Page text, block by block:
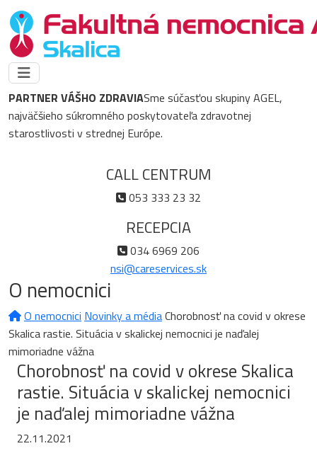
PARTNER VÁŠHO ZDRAVIASme súčasťou skupiny AGEL,
najväčšieho súkromného poskytovateľa zdravotnej
starostlivosti v strednej Európe.
CALL CENTRUM
053 333 23 32
RECEPCIA
034 6969 206
nsi@careservices.sk
O nemocnici
O nemocnici Novinky a médiaChorobnosť na covid v okrese
Skalica rastie. Situácia v skalickej nemocnici je naďalej
mimoriadne vážna
Chorobnosť na covid v okrese Skalica
rastie. Situácia v skalickej nemocnici
je naďalej mimoriadne vážna
22.11.2021